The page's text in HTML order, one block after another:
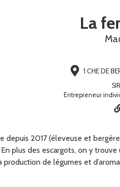
La
1 CHE DE
Entrepreneur
depuis 2017 (éleveuse et
En plus des escargots, on y
de légumes et